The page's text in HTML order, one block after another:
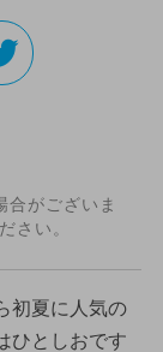
合がございま
さい。
初夏に人気の
ひとしおです